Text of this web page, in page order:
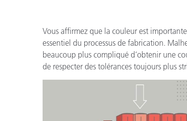
Vous affirmez que la couleur est
essentiel du processus de fabrication.
beaucoup plus compliqué d’obtenir une
de respecter des tolérances toujours plus